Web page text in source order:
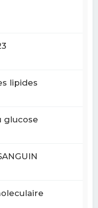
lipides
glucose